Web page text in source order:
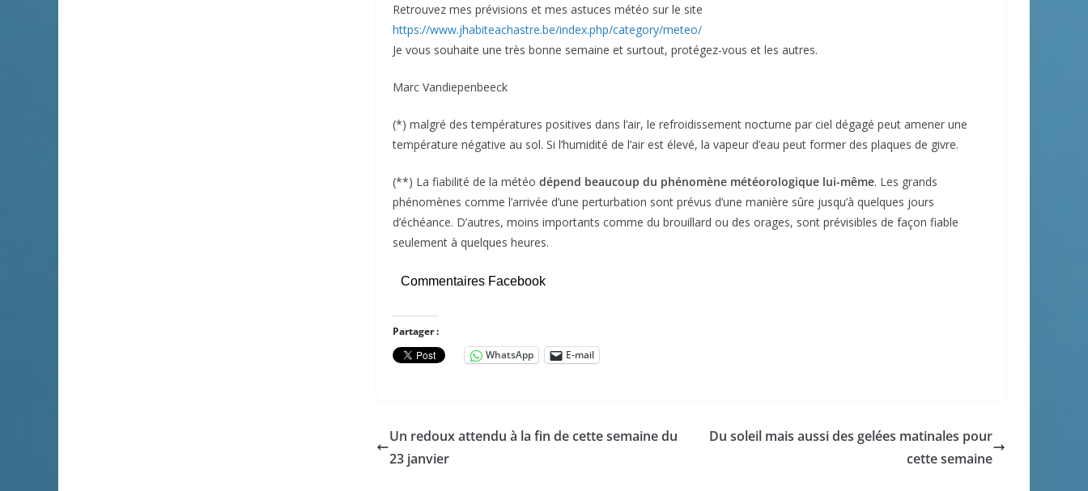
Retrouvez mes prévisions et mes astuces météo sur le site
https://www.jhabiteachastre.be/index.php/category/meteo/
Je vous souhaite une très bonne semaine et surtout, protégez-vous et les autres.
Marc Vandiepenbeeck
(*) malgré des températures positives dans l’air, le refroidissement nocturne par ciel dégagé peut amener une
température négative au sol. Si l’humidité de l’air est élevé, la vapeur d’eau peut former des plaques de givre.
(**) La fiabilité de la météo dépend beaucoup du phénomène météorologique lui-même. Les grands
phénomènes comme l’arrivée d’une perturbation sont prévus d’une manière sûre jusqu’à quelques jours
d’échéance. D’autres, moins importants comme du brouillard ou des orages, sont prévisibles de façon fiable
seulement à quelques heures.
Commentaires Facebook
Partager :
WhatsApp
E-mail
Un redoux attendu à la fin de cette semaine du
23 janvier
Du soleil mais aussi des gelées matinales pour
cette semaine